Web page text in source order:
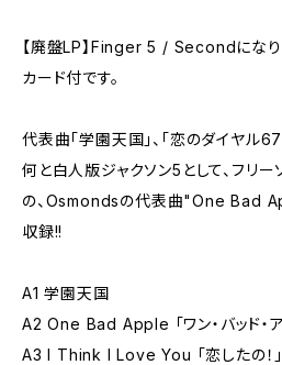
【廃盤LP】Finger 5 / Secondになり
カード付です。
代表曲「学園天国」、「恋のダイヤル
何と白人版ジャクソン5として、フリ
の、Osmondsの代表曲"One Bad
収録!!
A1 学園天国
A2 One Bad Apple 「ワン・バッド・ア
A3 I Think I Love You 「恋したの！」